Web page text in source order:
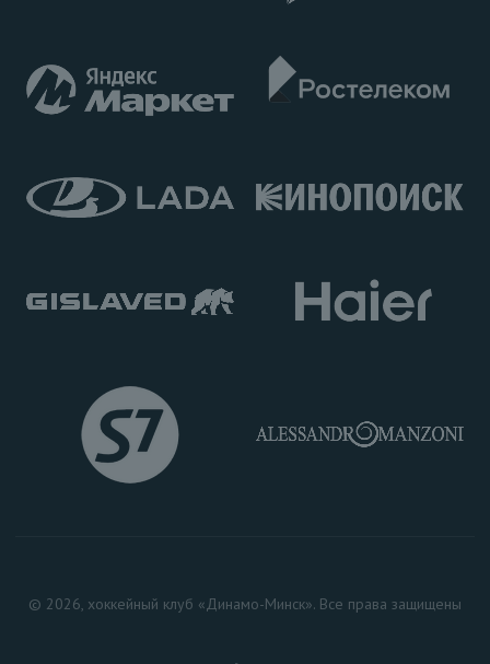
© 2026, хоккейный клуб «Динамо-Минск». Все права защищены